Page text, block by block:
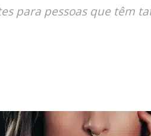
para pessoas que têm